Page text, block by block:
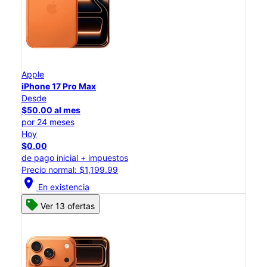
Apple
iPhone 17 Pro Max
Desde
$50.00 al mes
por 24 meses
Hoy
$0.00
de pago inicial + impuestos
Precio normal: $1,199.99
location_on En existencia
Ver 13 ofertas